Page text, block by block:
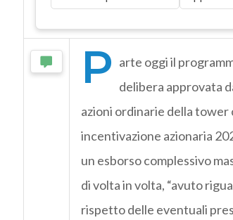
P arte oggi il
delibera approvata
azioni ordinarie della tower
incentivazione azionaria
un esborso complessivo
di volta in volta, “avuto
rispetto delle eventuali